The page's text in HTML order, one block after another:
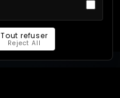
Tout refuser
Reject All